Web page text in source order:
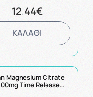
12.44€
ΚΑΛΑΘΙ
Magnesium Citrate
Time Release
Συμπλήρωμα